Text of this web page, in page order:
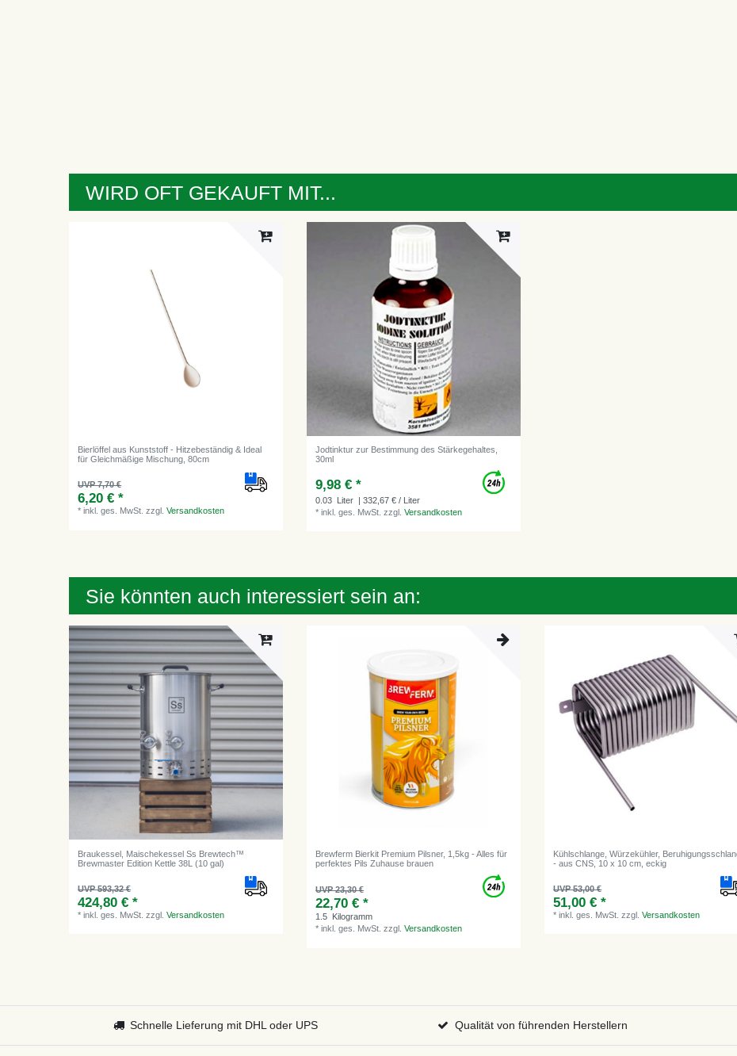
WIRD OFT GEKAUFT MIT...
Bierlöffel aus Kunststoff - Hitzebeständig & Ideal
für Gleichmäßige Mischung, 80cm
UVP 7,70 €
6,20 € *
*inkl. ges. MwSt. zzgl.Versandkosten
Jodtinktur zur Bestimmung des Stärkegehaltes,
30ml
9,98 € *
0.03 Liter | 332,67 € / Liter
*inkl. ges. MwSt. zzgl.Versandkosten
Sie könnten auch interessiert sein an:
Braukessel, Maischekessel Ss Brewtech™
Brewmaster Edition Kettle 38L (10 gal)
UVP 593,32 €
424,80 € *
*inkl. ges. MwSt. zzgl.Versandkosten
Brewferm Bierkit Premium Pilsner, 1,5kg - Alles für
perfektes Pils Zuhause brauen
UVP 23,30 €
22,70 € *
1.5
Kilogramm
*inkl. ges. MwSt. zzgl.Versandkosten
Kühlschlange, Würzekühler,
- aus CNS, 10 x 10 cm, eckig
UVP 53,00 €
51,00 € *
*inkl. ges. MwSt. zzgl.Versandkosten
Schnelle Lieferung mit DHL oder UPS Qualität von führenden Herstellern